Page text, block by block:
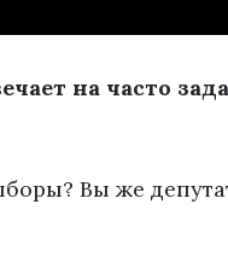
на часто
Вы же